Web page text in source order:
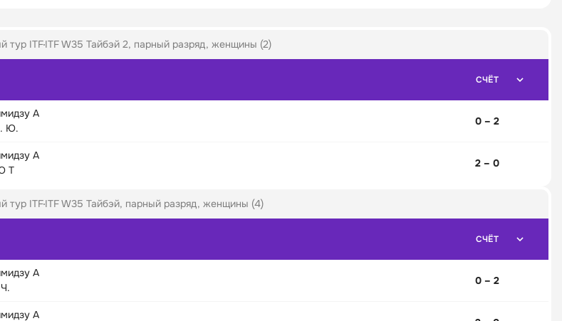
тур ITFITF W35 Тайбэй 2, парный разряд, женщины (2)
СЧЁТ
А
Ю.
0 – 2
А
Т
2 – 0
тур ITFITF W35 Тайбэй, парный разряд, женщины (4)
СЧЁТ
А
0 – 2
А